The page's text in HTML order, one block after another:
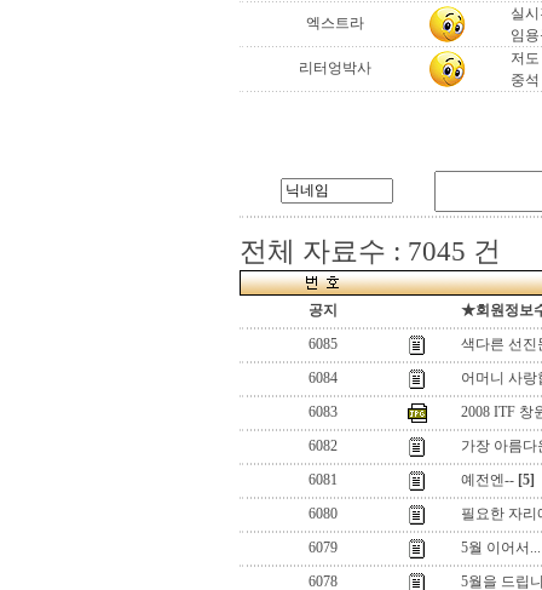
엑스트라
실
임
리터엉박사
저
중
전체 자료수 : 7045 건
공지
★회원정보
6085
색다른 선진
6084
어머니 사랑
6083
2008 ITF 창
6082
가장 아름다
6081
예전엔-- [5]
6080
필요한 자리
6079
5월 이어서...
6078
5월을 드립